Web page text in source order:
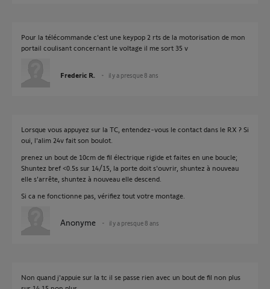
Pour la télécommande c'est une keypop 2 rts de la motorisation de mon
portail coulisant concernant le voltage il me sort 35 v
Frederic R. il y a presque 8 ans
Lorsque vous appuyez sur la TC, entendez-vous le contact dans le RX ? Si
oui, l'alim 24v fait son boulot.
prenez un bout de 10cm de fil électrique rigide et faites en une boucle;
Shuntez bref <0.5s sur 14/15, la porte doit s'ouvrir, shuntez à nouveau
elle s'arrête, shuntez à nouveau elle descend.
Si ca ne fonctionne pas, vérifiez tout votre montage.
Anonyme il y a presque 8 ans
Non quand j'appuie sur la tc il se passe rien avec un bout de fil non plus